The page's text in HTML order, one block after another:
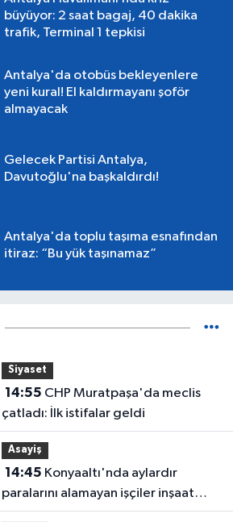
büyüyor: 2 saat bagaj, 40 dakika
trafik, Terminal 1 tepkisi
Antalya'da otobüs bekleyenlere
yeni kural! El kaldırmayanı şoför
almayacak
Gelecek Partisi Antalya,
Davutoğlu'na başkaldırdı!
Antalya'da toplu taşıma esnafından
itiraz: “Bu yük taşınamaz”
Siyaset
14:55
çatladı: İlk istifalar geldi
Asayiş
14:45
paralarını alamayan işçiler inşaat
çatısına çıktı